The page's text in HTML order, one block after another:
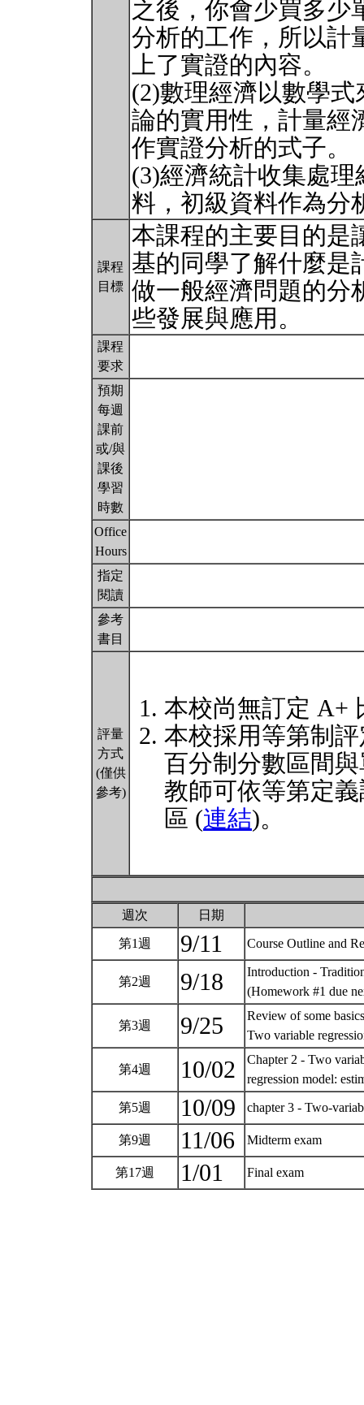
之後，你會少買多少
分析的工作，所以計
上了實證的內容。
(2)數理經濟以數學
論的實用性，計量經
作實證分析的式子。
(3)經濟統計收集處
料，初級資料作為分
課程
目標
本課程的主要目的是
基的同學了解什麼是
做一般經濟問題的分
些發展與應用。
課程
要求
預期
每週
課前
或/與
課後
學習
時數
Office
Hours
指定
閱讀
參考
書目
評量
方式
(僅供
參考)
本校尚無訂定 A+
本校採用等第制
百分制分數區間
教師可依等第定
區 (連結)。
週次 日期
第1週 9/11 Course Outline and
第2週 9/18
Introduction -
(Homework #1 due
第3週 9/25
Review of some
Two variable
第4週 10/02
Chapter 2 - Two
regression model:
第5週 10/09 chapter 3 - Two-
第9週 11/06 Midterm exam
第17週 1/01 Final exam